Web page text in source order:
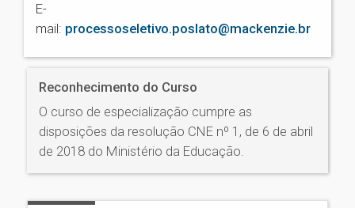
E-
mail: processoseletivo.poslato@mackenzie.br
Reconhecimento do Curso
O curso de especialização cumpre as
disposições da resolução CNE nº 1, de 6 de abril
de 2018 do Ministério da Educação.